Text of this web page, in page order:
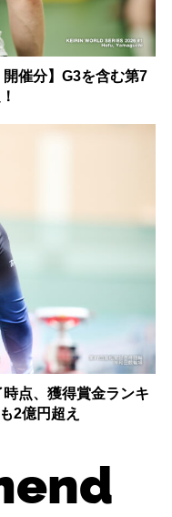
開催分】G3を含む第7
時点、獲得賞金ランキ
2億円超え